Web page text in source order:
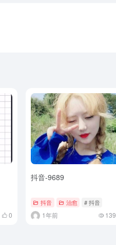
0
抖音-9689
抖音 治愈 # 抖音
1年前 139